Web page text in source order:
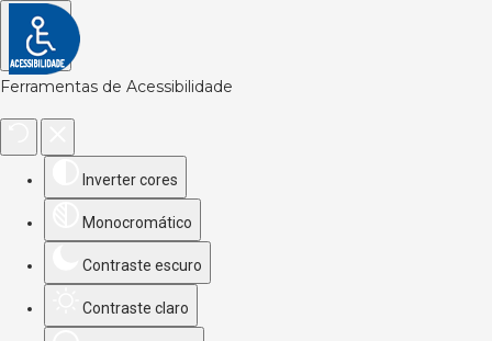
Ferramentas de Acessibilidade
Inverter cores
Monocromático
Contraste escuro
Contraste claro